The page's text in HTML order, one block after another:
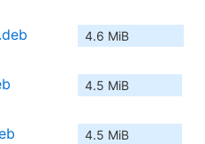
4.6 MiB
4.5 MiB
4.5 MiB